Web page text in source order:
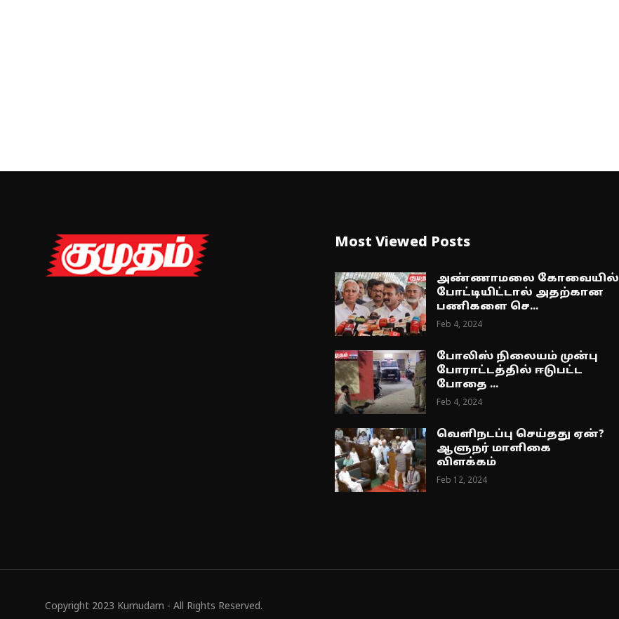
Most Viewed Posts
அண்ணாமலை கோவையில்
போட்டியிட்டால் அதற்கான
பணிகளை செ...
Feb 4, 2024
போலிஸ் நிலையம் முன்பு
போராட்டத்தில் ஈடுபட்ட
போதை ...
Feb 4, 2024
வெளிநடப்பு செய்தது ஏன்?
ஆளுநர் மாளிகை
விளக்கம்
Feb 12, 2024
Copyright 2023 Kumudam - All Rights Reserved.